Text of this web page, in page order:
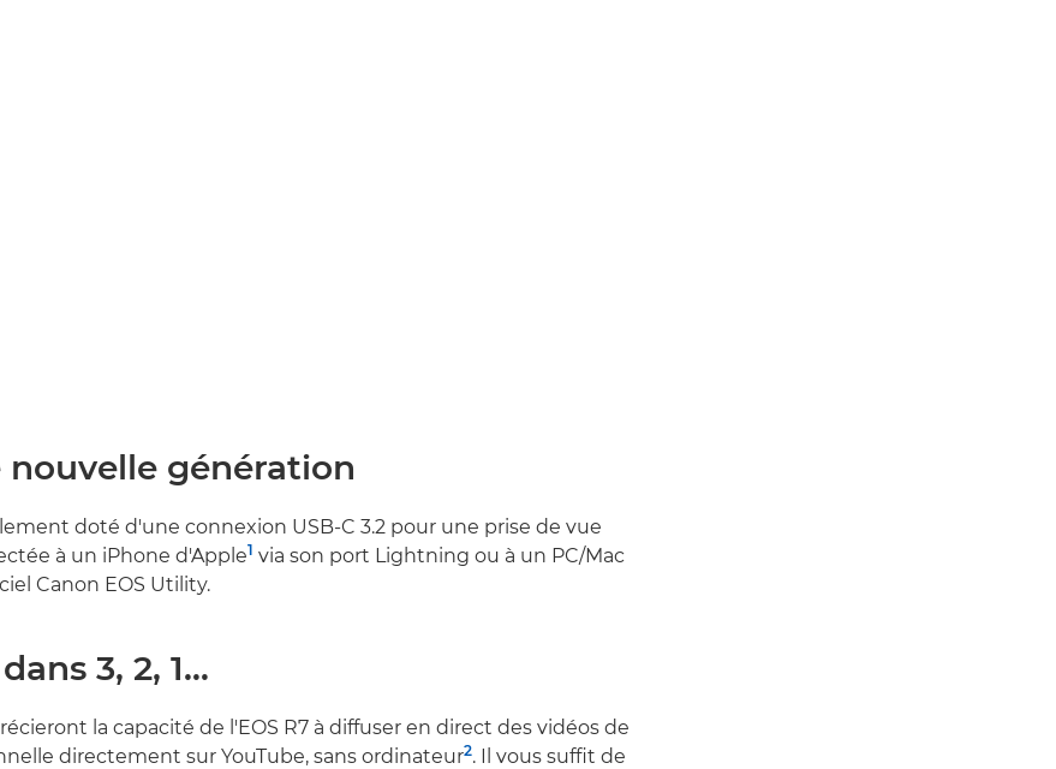
nouvelle génération
doté d'une connexion USB-C 3.2 pour une prise de vue
à un iPhone d'Apple1 via son port Lightning ou à un PC/Mac
Canon EOS Utility.
3, 2, 1…
la capacité de l'EOS R7 à diffuser en direct des vidéos de
directement sur YouTube, sans ordinateur2. Il vous suffit de